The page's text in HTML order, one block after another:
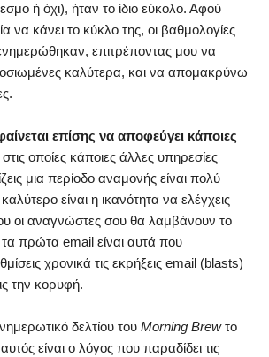
ή όχι), ήταν το ίδιο εύκολο. Αφού
να κάνει το κύκλο της, οι βαθμολογίες
επιτρέποντας μου να
καλύτερα, και να απομακρύνω
επίσης να αποφεύγει κάποιες
στις οποίες κάποιες άλλες υπηρεσίες
μια περίοδο αναμονής είναι πολύ
είναι η ικανότητα να ελέγχεις
οι αναγνώστες σου θα λαμβάνουν το
πρώτα email είναι αυτά που
χρονικά τις εκρήξεις email (blasts)
την κορυφή.
δελτίου του Morning Brewτο
είναι ο λόγος που παραδίδει τις